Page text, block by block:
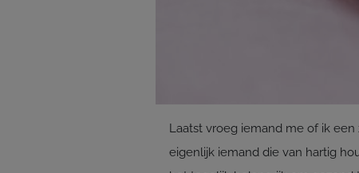
Laatst vroeg iemand me of ik
eigenlijk iemand die van hartig